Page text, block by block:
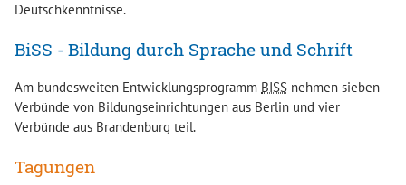
Deutschkenntnisse.
BiSS - Bildung durch Sprache und Schrift
Am bundesweiten Entwicklungsprogramm BISS nehmen sieben
Verbünde von Bildungseinrichtungen aus Berlin und vier
Verbünde aus Brandenburg teil.
Tagungen